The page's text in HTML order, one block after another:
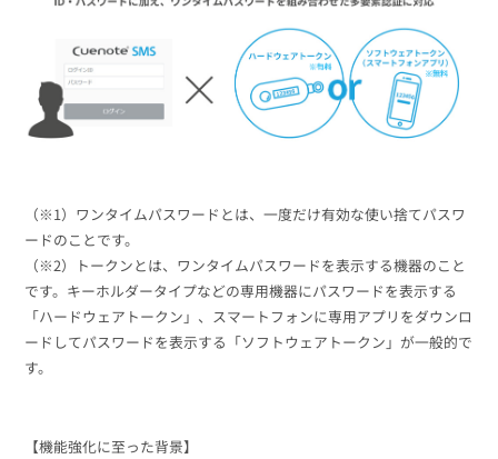
（※1）ワンタイムパスワードとは、一度だけ有効な使い捨てパスワ
ードのことです。
（※2）トークンとは、ワンタイムパスワードを表示する機器のこと
です。キーホルダータイプなどの専用機器にパスワードを表示する
「ハードウェアトークン」、スマートフォンに専用アプリをダウンロ
ードしてパスワードを表示する「ソフトウェアトークン」が一般的で
す。
【機能強化に至った背景】